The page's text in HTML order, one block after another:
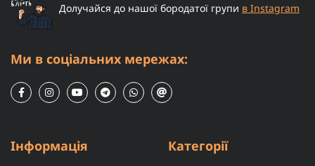
Долучайся до нашої бородатої групи в Instagram
Ми в соціальних мережах:
Інформація Категорії